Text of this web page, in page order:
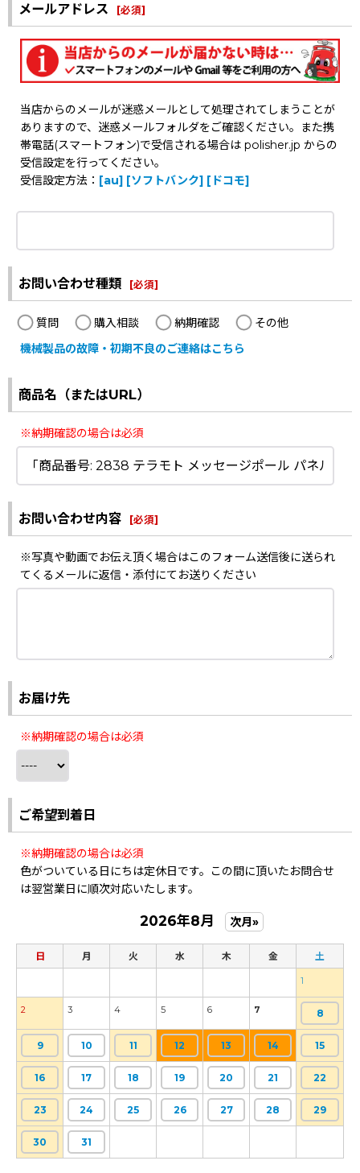
メールアドレス [必須]
当店からのメールが迷惑メールとして処理されてしまうことが
ありますので、迷惑メールフォルダをご確認ください。また携
帯電話(スマートフォン)で受信される場合は polisher.jp からの
受信設定を行ってください。
受信設定方法： [au] [ソフトバンク] [ドコモ]
お問い合わせ種類 [必須]
質問 購入相談 納期確認
その他
機械製品の故障・初期不良のご連絡はこちら
商品名（またはURL）
※納期確認の場合は必須
お問い合わせ内容 [必須]
※写真や動画でお伝え頂く場合はこのフォーム送信後に送られ
てくるメールに返信・添付にてお送りください
お届け先
※納期確認の場合は必須
ご希望到着日
※納期確認の場合は必須
色がついている日にちは定休日です。この間に頂いたお問合せ
は翌営業日に順次対応いたします。
2026年8月 次月»
日 月 火 水 木 金 土
1
2 3 4 5 6 7 8
9 10 11 12 13 14 15
16 17 18 19 20 21 22
23 24 25 26 27 28 29
30 31